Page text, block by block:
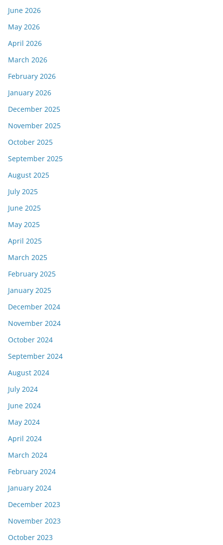
June 2026
May 2026
April 2026
March 2026
February 2026
January 2026
December 2025
November 2025
October 2025
September 2025
August 2025
July 2025
June 2025
May 2025
April 2025
March 2025
February 2025
January 2025
December 2024
November 2024
October 2024
September 2024
August 2024
July 2024
June 2024
May 2024
April 2024
March 2024
February 2024
January 2024
December 2023
November 2023
October 2023